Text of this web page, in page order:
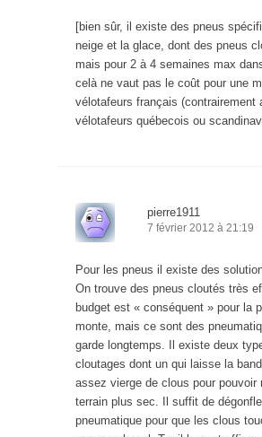
[bien sûr, il existe des pneus
neige et la glace, dont des pneus
mais pour 2 à 4 semaines max
celà ne vaut pas le coût pour une
vélotafeurs français (contrairement
vélotafeurs québecois ou
pierre1911
7 février 2012 à 21:19
Pour les pneus il existe des
On trouve des pneus cloutés très
budget est « conséquent » pour la
monte, mais ce sont des
garde longtemps. Il existe deux
cloutages dont un qui laisse la
assez vierge de clous pour pouvoir
terrain plus sec. Il suffit de
pneumatique pour que les clous